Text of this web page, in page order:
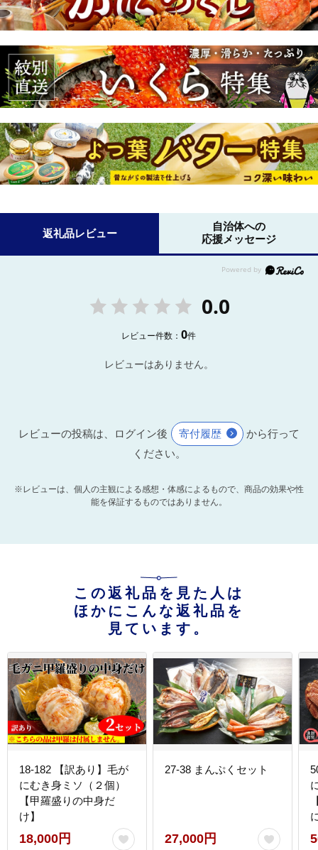
返礼品レビュー
自治体への
応援メッセージ
0.0
レビュー件数：0件
レビューはありません。
レビューの投稿は、ログイン後 寄付履歴
から行って
ください。
※レビューは、個人の主観による感想・体感によるもので、商品の効果や性
能を保証するものではありません。
この返礼品を見た人は
ほかにこんな返礼品を
見ています。
18-182 【訳あり】毛が
にむき身ミソ（２個）
【甲羅盛りの中身だ
け】
18,000円
27-38 まんぷくセット
27,000円